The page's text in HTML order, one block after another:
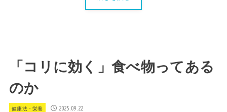
「コリに効く」食べ物ってある
のか
健康法・栄養 2025.09.22